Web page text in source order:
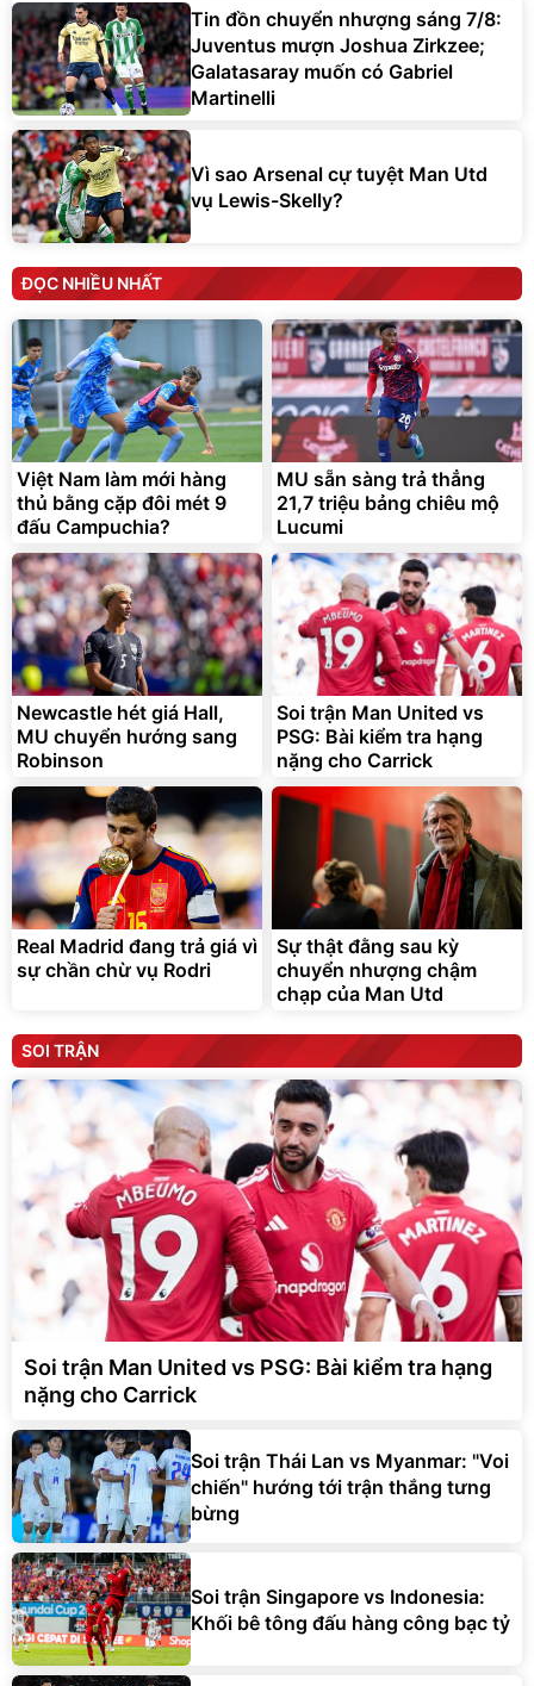
Tin đồn chuyển nhượng sáng 7/8:
Juventus mượn Joshua Zirkzee;
Galatasaray muốn có Gabriel
Martinelli
Vì sao Arsenal cự tuyệt Man Utd
vụ Lewis-Skelly?
ĐỌC NHIỀU NHẤT
Việt Nam làm mới hàng
thủ bằng cặp đôi mét 9
đấu Campuchia?
MU sẵn sàng trả thẳng
21,7 triệu bảng chiêu mộ
Lucumi
Newcastle hét giá Hall,
MU chuyển hướng sang
Robinson
Soi trận Man United vs
PSG: Bài kiểm tra hạng
nặng cho Carrick
Real Madrid đang trả giá vì
sự chần chừ vụ Rodri
Sự thật đằng sau kỳ
chuyển nhượng chậm
chạp của Man Utd
SOI TRẬN
Soi trận Man United vs PSG: Bài kiểm tra hạng
nặng cho Carrick
Soi trận Thái Lan vs Myanmar: "Voi
chiến" hướng tới trận thắng tưng
bừng
Soi trận Singapore vs Indonesia:
Khối bê tông đấu hàng công bạc tỷ